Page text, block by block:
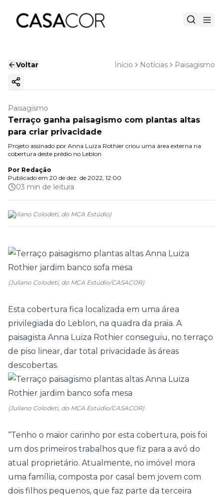
Voltar Início Notícias Paisagismo
Copiar link
Paisagismo
Terraço ganha paisagismo com plantas altas
para criar privacidade
Projeto assinado por Anna Luiza Rothier criou uma área externa na
cobertura deste prédio no Leblon
Por Redação
Publicado em 20 de dez. de 2022, 12:00
03 min de leitura
(Juliano Colodeti, do MCA Estúdio)
(Juliano Colodeti, do MCA Estúdio/CASACOR)
Esta cobertura fica localizada em uma área
privilegiada do Leblon, na quadra da praia. A
paisagista Anna Luiza Rothier conseguiu, no terraço
de piso linear, dar total privacidade às áreas
descobertas.
(Juliano Colodeti, do MCA Estúdio/CASACOR)
“Tenho o maior carinho por esta cobertura, pois foi
um dos primeiros trabalhos que fiz para a avó do
atual proprietário. Atualmente, no imóvel mora
uma família, composta por casal bem jovem com
dois filhos pequenos, que faz parte da terceira